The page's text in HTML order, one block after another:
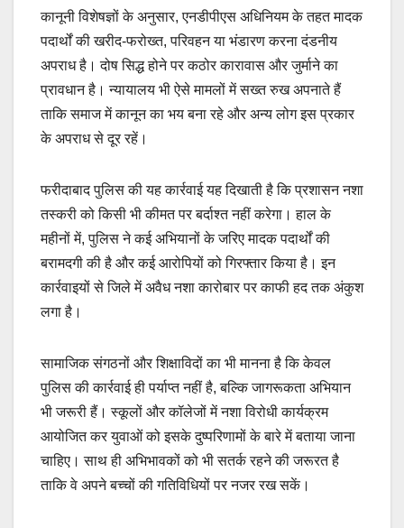
कानूनी विशेषज्ञों के अनुसार, एनडीपीएस अधिनियम के तहत मादक
पदार्थों की खरीद-फरोख्त, परिवहन या भंडारण करना दंडनीय
अपराध है। दोष सिद्ध होने पर कठोर कारावास और जुर्माने का
प्रावधान है। न्यायालय भी ऐसे मामलों में सख्त रुख अपनाते हैं
ताकि समाज में कानून का भय बना रहे और अन्य लोग इस प्रकार
के अपराध से दूर रहें।
फरीदाबाद पुलिस की यह कार्रवाई यह दिखाती है कि प्रशासन नशा
तस्करी को किसी भी कीमत पर बर्दाश्त नहीं करेगा। हाल के
महीनों में, पुलिस ने कई अभियानों के जरिए मादक पदार्थों की
बरामदगी की है और कई आरोपियों को गिरफ्तार किया है। इन
कार्रवाइयों से जिले में अवैध नशा कारोबार पर काफी हद तक अंकुश
लगा है।
सामाजिक संगठनों और शिक्षाविदों का भी मानना है कि केवल
पुलिस की कार्रवाई ही पर्याप्त नहीं है, बल्कि जागरूकता अभियान
भी जरूरी हैं। स्कूलों और कॉलेजों में नशा विरोधी कार्यक्रम
आयोजित कर युवाओं को इसके दुष्परिणामों के बारे में बताया जाना
चाहिए। साथ ही अभिभावकों को भी सतर्क रहने की जरूरत है
ताकि वे अपने बच्चों की गतिविधियों पर नजर रख सकें।